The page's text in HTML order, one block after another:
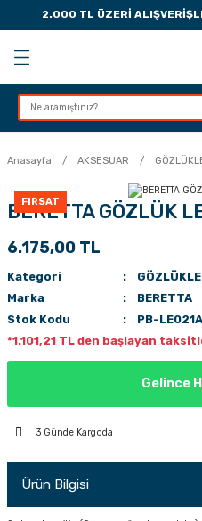
2.000 TL ÜZERİ
Geri Dön
Geri Dön
Geri Dön
Geri Dön
MANDALI
Anasayfa AKSESUAR
FIRSAT
BERETTA GÖZLÜK
6.175,00 TL
Kategori
Marka
BERETTA
Stok Kodu
PB-
*1.101,21 TL den başlayan
Gelince
3 Günde Kargoda
Ürün Bilgisi